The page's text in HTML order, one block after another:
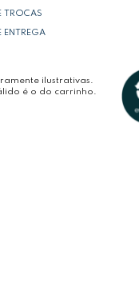
TROCAS
ENTREGA
ilustrativas.
é o do carrinho.